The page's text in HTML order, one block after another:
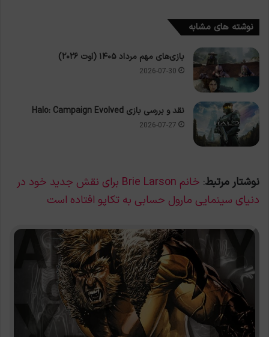
نوشته های مشابه
بازی‌های مهم مرداد ۱۴۰۵ (اوت ۲۰۲۶)
2026-07-30
نقد و بررسی بازی Halo: Campaign Evolved
2026-07-27
نوشتار مرتبط:
خانم Brie Larson برای نقش جدید خود در
دنیای سینمایی مارول حسابی به تکاپو افتاده است